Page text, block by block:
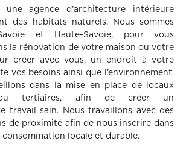
une agence d’architecture intérieure
des habitats naturels. Nous sommes
et Haute-Savoie, pour vous
la rénovation de votre maison ou votre
créer avec vous, un endroit à votre
vos besoins ainsi que l’environnement.
dans la mise en place de locaux
ou tertiaires, afin de créer un
travail sain. Nous travaillons avec des
de proximité afin de nous inscrire dans
consommation locale et durable.